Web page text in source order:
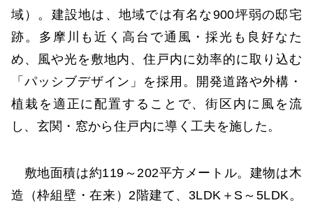
域）。建設地は、地域では有名な900坪弱の邸宅
跡。多摩川も近く高台で通風・採光も良好なた
め、風や光を敷地内、住戸内に効率的に取り込む
「パッシブデザイン」を採用。開発道路や外構・
植栽を適正に配置することで、街区内に風を流
し、玄関・窓から住戸内に導く工夫を施した。
敷地面積は約119～202平方メートル。建物は木
造（枠組壁・在来）2階建て、3LDK＋S～5LDK。